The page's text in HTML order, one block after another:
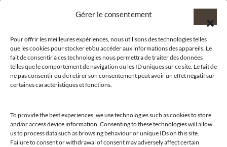
Gérer le consentement
Pour offrir les meilleures expériences, nous utilisons des technologies telles
que les cookies pour stocker et/ou accéder aux informations des appareils. Le
fait de consentir à ces technologies nous permettra de traiter des données
telles que le comportement de navigation ou les ID uniques sur ce site. Le fait de
ne pas consentir ou de retirer son consentement peut avoir un effet négatif sur
certaines caractéristiques et fonctions.
To provide the best experiences, we use technologies such as cookies to store
and/or access device information. Consenting to these technologies will allow
us to process data such as browsing behaviour or unique IDs on this site.
Failure to consent or withdrawal of consent may adversely affect certain